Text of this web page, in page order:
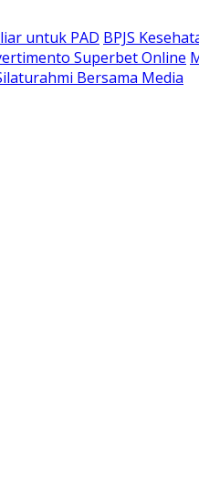
untuk PAD BPJS
Superbet Online
Bersama Media